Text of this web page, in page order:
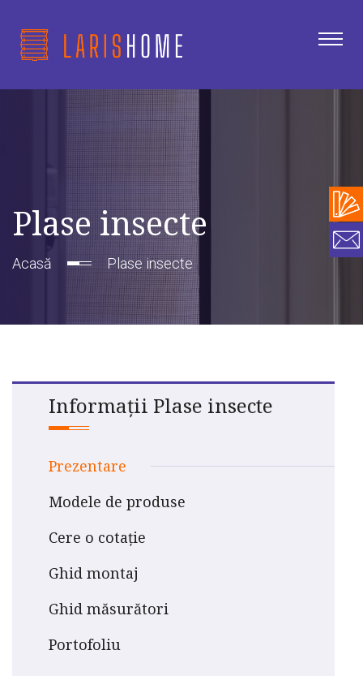
Plase insecte
Acasă Plase insecte
Informații Plase insecte
Prezentare
Modele de produse
Cere o cotație
Ghid montaj
Ghid măsurători
Portofoliu